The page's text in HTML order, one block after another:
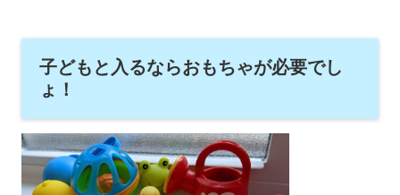
子どもと入るならおもちゃが必要でし
ょ！